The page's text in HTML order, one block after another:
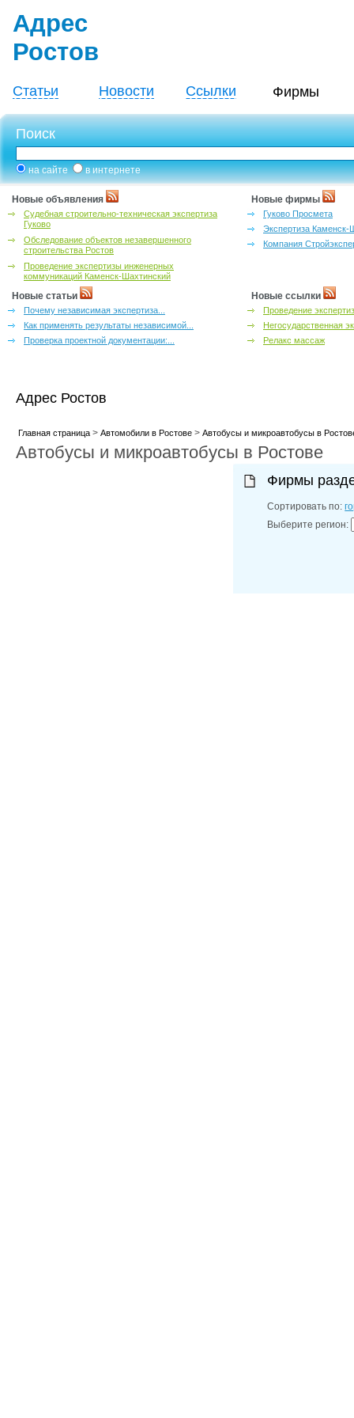
Адрес
Ростов
Статьи Новости Ссылки Фирмы
Поиск
на сайте в интернете
Новые объявления
Судебная строительно-техническая экспертиза
Гуково
Обследование объектов незавершенного
строительства Ростов
Проведение экспертизы инженерных
коммуникаций Каменск-Шахтинский
Новые фирмы
Гуково Просмета
Экспертиза Каменск-
Компания
Новые статьи
Почему независимая экспертиза...
Как применять результаты независимой...
Проверка проектной документации:...
Новые ссылки
Проведение
Негосударственная
Релакс массаж
Адрес Ростов
Главная страница> Автомобили в Ростове> Автобусы и микроавтобусы в
Автобусы и микроавтобусы в Ростове
Фирмы
Сортировать по:
Выберите регион: